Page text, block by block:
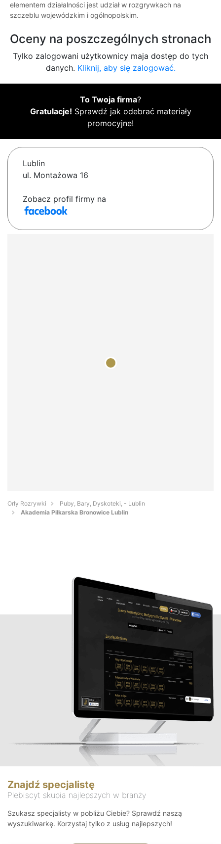
elementem działalności jest udział w rozgrywkach na
szczeblu wojewódzkim i ogólnopolskim.
Oceny na poszczególnych stronach
Tylko zalogowani użytkownicy maja dostęp do tych
danych. Kliknij, aby się zalogować.
To Twoja firma?
Gratulacje! Sprawdź jak odebrać materiały
promocyjne!
Lublin
ul. Montażowa 16
Zobacz profil firmy na
Orły Rozrywki
Puby, Bary, Dyskoteki, - Lublin
Akademia Piłkarska Bronowice Lublin
Znajdź specjalistę
Plebiscyt skupia najlepszych w branży
Szukasz specjalisty w pobliżu Ciebie? Sprawdź naszą
wyszukiwarkę. Korzystaj tylko z usług najlepszych!